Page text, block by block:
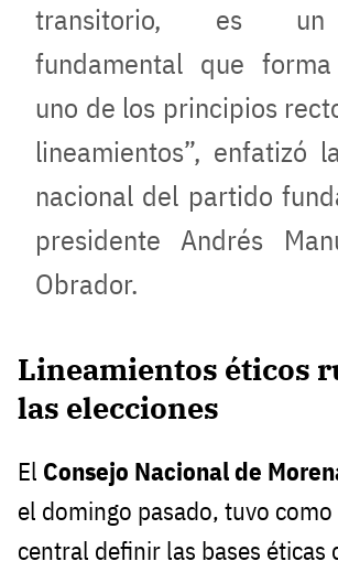
transitorio, es un
fundamental que
uno de los principios
lineamientos”, enfatizó
nacional del partido
presidente Andrés
Obrador.
Lineamientos éticos
las elecciones
El Consejo Nacional de
el domingo pasado, tuvo
central definir las bases éticas